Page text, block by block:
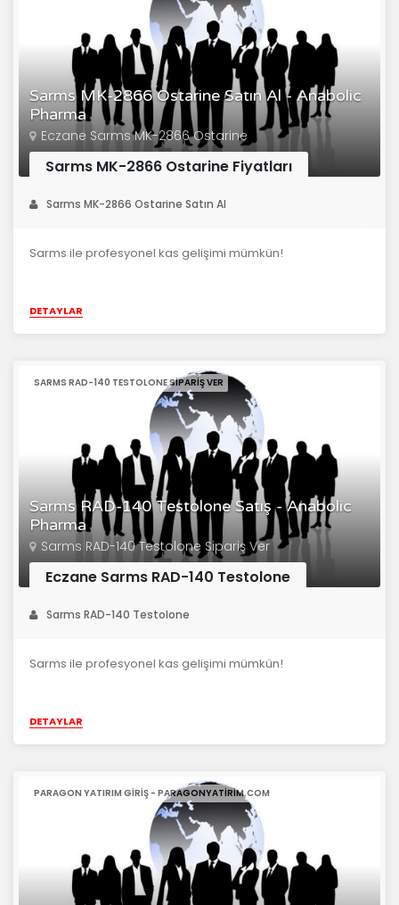
Sarms MK-2866 Ostarine Satın Al - Anabolic
Pharma
Eczane Sarms MK-2866 Ostarine
Sarms MK-2866 Ostarine Fiyatları
Sarms MK-2866 Ostarine Satın Al
Sarms ile profesyonel kas gelişimi mümkün!
DETAYLAR
Sarms RAD-140 Testolone Satış - Anabolic
Pharma
SARMS RAD-140 TESTOLONE SIPARIŞ VER
Sarms RAD-140 Testolone Sipariş Ver
Eczane Sarms RAD-140 Testolone
Sarms RAD-140 Testolone
Sarms ile profesyonel kas gelişimi mümkün!
DETAYLAR
PARAGON YATIRIM GIRIŞ - PARAGONYATIRIM.COM